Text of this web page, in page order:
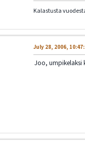
Kalastusta
July 28, 2006,
Joo, umpikelaksi